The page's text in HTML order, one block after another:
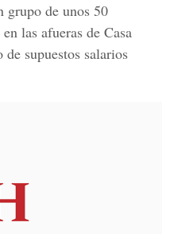
grupo de unos 50
las afueras de Casa
supuestos salarios